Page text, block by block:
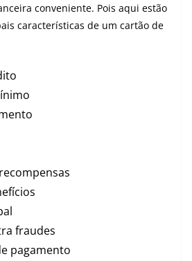
conveniente. Pois aqui estão
características de um cartão de
fraudes
pagamento